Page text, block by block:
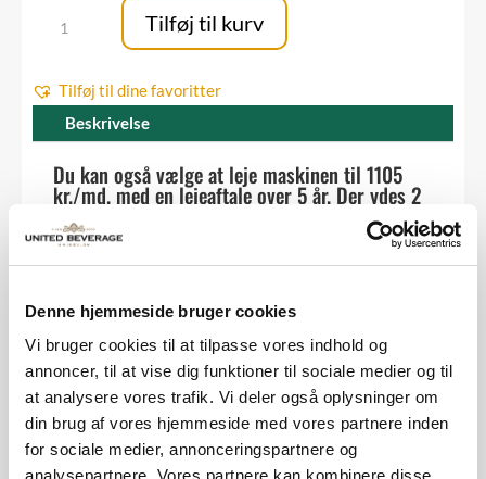
Denne hjemmeside bruger cookies
Vi bruger cookies til at tilpasse vores indhold og
annoncer, til at vise dig funktioner til sociale medier og til
at analysere vores trafik. Vi deler også oplysninger om
din brug af vores hjemmeside med vores partnere inden
for sociale medier, annonceringspartnere og
analysepartnere. Vores partnere kan kombinere disse
fadølsanlæg
3
haner
&
postmix
antal
Tilføj til kurv
Tilføj til dine favoritter
Beskrivelse
Du kan også vælge at leje maskinen til 1105
kr./md. med en lejeaftale over 5 år. Der ydes 2
års reservedelsgaranti - service og
teknikertimer er ikke inkluderet i prisen
Med kombi-anlægget får du både et postmix anlæg
Beverage.
Du får blandt andet:
et traditionelt fadølsanlæg med 3 haner
et postmix anlæg med 5 smagsvarianter
en postmix pistol